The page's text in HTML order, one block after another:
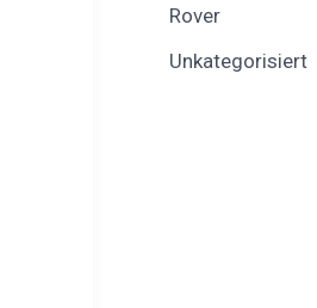
Rover
Unkategorisiert